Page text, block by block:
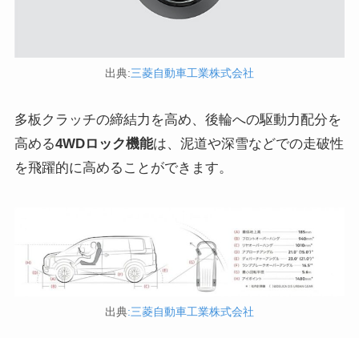
出典:三菱自動車工業株式会社
多板クラッチの締結力を高め、後輪への駆動力配分を
高める4WDロック機能は、泥道や深雪などでの走破性
を飛躍的に高めることができます。
出典:三菱自動車工業株式会社